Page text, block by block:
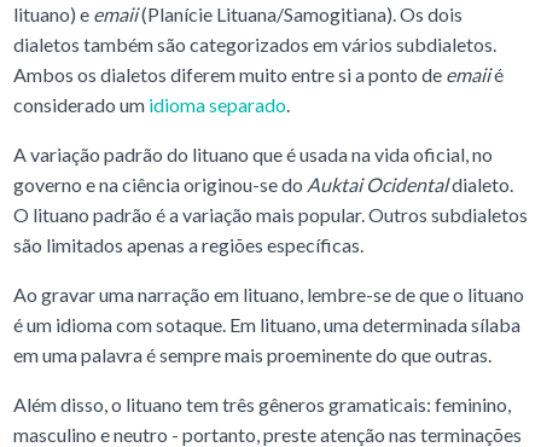
lituano) e emaii(Planície Lituana/Samogitiana). Os dois
dialetos também são categorizados em vários subdialetos.
Ambos os dialetos diferem muito entre si a ponto de emaiié
considerado um idioma separado.
A variação padrão do lituano que é usada na vida oficial, no
governo e na ciência originou-se do Auktai Ocidentaldialeto.
O lituano padrão é a variação mais popular. Outros subdialetos
são limitados apenas a regiões específicas.
Ao gravar uma narração em lituano, lembre-se de que o lituano
é um idioma com sotaque. Em lituano, uma determinada sílaba
em uma palavra é sempre mais proeminente do que outras.
Além disso, o lituano tem três gêneros gramaticais: feminino,
masculino e neutro - portanto, preste atenção nas terminações